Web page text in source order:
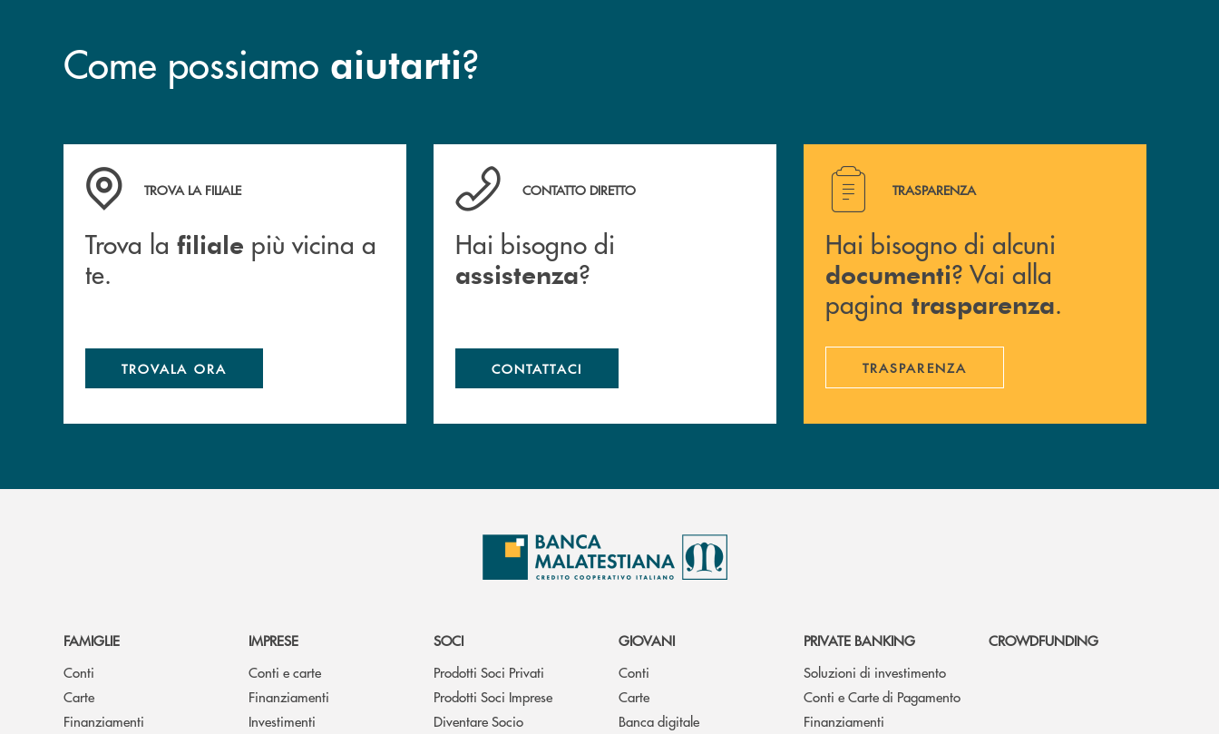
Come possiamo aiutarti?
Trova la filiale più vicina a te.
TROVA LA FILIALE
Trova la filiale più vicina a
te.
TROVALA ORA
Hai bisogno di assistenza ?&nbsp;
CONTATTO DIRETTO
Hai bisogno di
assistenza?
CONTATTACI
Hai bisogno di alcuni documenti ? Vai alla pagina
TRASPARENZA
Hai bisogno di alcuni
documenti? Vai alla
pagina trasparenza.
TRASPARENZA
FAMIGLIE
Conti
Carte
Finanziamenti
IMPRESE
Conti e carte
Finanziamenti
Investimenti
SOCI
Prodotti Soci Privati
Prodotti Soci Imprese
Diventare Socio
GIOVANI
Conti
Carte
Banca digitale
PRIVATE BANKING
Soluzioni di investimento
Conti e Carte di Pagamento
Finanziamenti
CROWDFUNDING